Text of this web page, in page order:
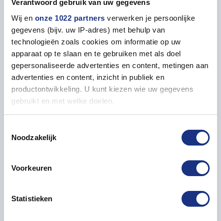
Verantwoord gebruik van uw gegevens
Wij en onze 1022 partners verwerken je persoonlijke
gegevens (bijv. uw IP-adres) met behulp van
technologieën zoals cookies om informatie op uw
apparaat op te slaan en te gebruiken met als doel
gepersonaliseerde advertenties en content, metingen aan
advertenties en content, inzicht in publiek en
productontwikkeling. U kunt kiezen wie uw gegevens
gebruikt en met welke doelen.
Informatie verzamelen over uw geografische locatie,
Uw apparaat identificeren door het actief te scannen
op specifieke eigenschappen (fingerprinting)
verwerkt en stel uw voorkeuren in het
detailgedeelte
in.
Noodzakelijk
Voorkeuren
Statistieken
Properties
GENERAL
Contents 20 ml